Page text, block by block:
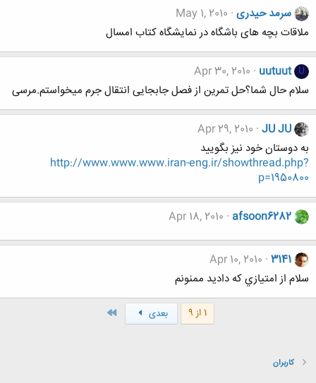
سرمد حیدری May 1, 2010
ملاقات بچه های باشگاه در نمایشگاه کتاب امسال
U
uutuut
Apr 30, 2010
سلام حال شما؟حل تمرین از فصل جابجایی انتقال جرم میخواستم.مرسی
JU JU
Apr 29, 2010
به دوستان خود نیز بگویید
http://www.www.www.iran-eng.ir/showthread.php?
p=1950800
afsoon6282
Apr 18, 2010
3141
Apr 10, 2010
سلام از امتيازي كه داديد ممنونم
1 از 9 بعدی
کاربران